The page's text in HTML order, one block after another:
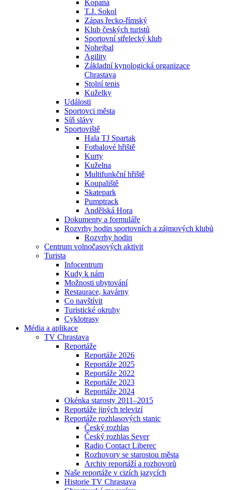
Kopaná
T.J. Sokol
Zápas řecko-římský
Klub českých turistů
Sportovní střelecký klub
Nohejbal
Agility
Základní kynologická organizace
Chrastava
Stolní tenis
Kuželky
Události
Sportovci města
Síň slávy
Sportoviště
Hala TJ Spartak
Fotbalové hřiště
Kurty
Kuželna
Multifunkční hřiště
Koupaliště
Skatepark
Pumptrack
Andělská Hora
Dokumenty a formuláře
Rozvrhy hodin sportovních a zájmových klubů
Rozvrhy hodin
Centrum volnočasových aktivit
Turista
Infocentrum
Kudy k nám
Možnosti ubytování
Restaurace, kavárny
Co navštívit
Turistické okruhy
Cyklotrasy
Média a aplikace
TV Chrastava
Reportáže
Reportáže 2026
Reportáže 2025
Reportáže 2022
Reportáže 2023
Reportáže 2024
Okénka starosty 2011–2015
Reportáže jiných televizí
Reportáže rozhlasových stanic
Český rozhlas
Český rozhlas Sever
Radio Contact Liberec
Rozhovory se starostou města
Archiv reportáží a rozhovorů
Naše reportáže v cizích jazycích
Historie TV Chrastava